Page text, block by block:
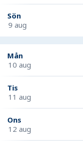
Sön
9 aug
Mån
10 aug
Tis
11 aug
Ons
12 aug